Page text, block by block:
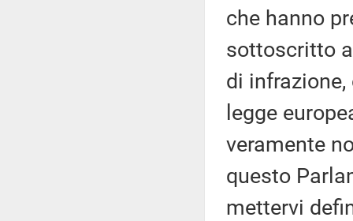
che hanno
sottoscritto
di
legge
veramente
questo
mettervi